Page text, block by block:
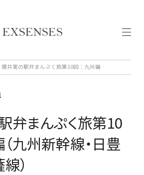
櫻井寛の駅弁まんぷく旅第10回：九州編（九州新幹線・日豊本線・肥薩線）
弁まんぷく旅第10
（九州新幹線・日豊
）